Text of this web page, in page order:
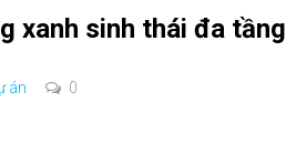
xanh sinh thái đa tầng
án 0